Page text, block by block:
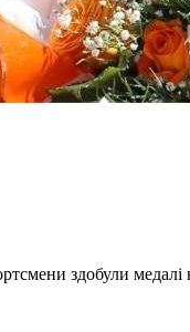
здобули